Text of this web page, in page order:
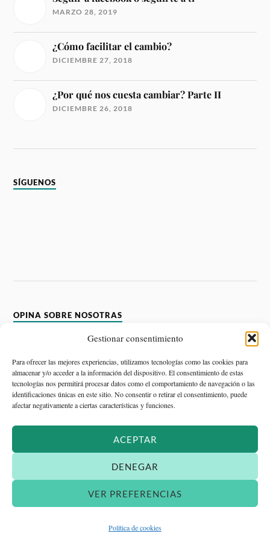
Gestionar consentimiento
Para ofrecer las mejores experiencias, utilizamos tecnologías como las cookies para
almacenar y/o acceder a la información del dispositivo. El consentimiento de estas
tecnologías nos permitirá procesar datos como el comportamiento de navegación o las
identificaciones únicas en este sitio. No consentir o retirar el consentimiento, puede
afectar negativamente a ciertas características y funciones.
ACEPTAR
DENEGAR
VER PREFERENCIAS
Política de cookies
MARZO 28, 2019
¿Cómo facilitar el cambio?
DICIEMBRE 27, 2018
¿Por qué nos cuesta cambiar? Parte II
DICIEMBRE 26, 2018
SÍGUENOS
OPINA SOBRE NOSOTRAS
Devenir. Psicología y Salud
Basado en 1 reseñas.
powered byGoogl e
valóranos en